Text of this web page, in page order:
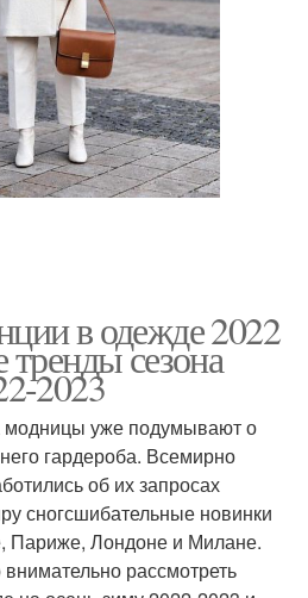
в одежде 2022
сезона
2023
модницы уже подумывают о
гардероба. Всемирно
об их запросах
сногсшибательные новинки
Париже, Лондоне и Милане.
рассмотреть